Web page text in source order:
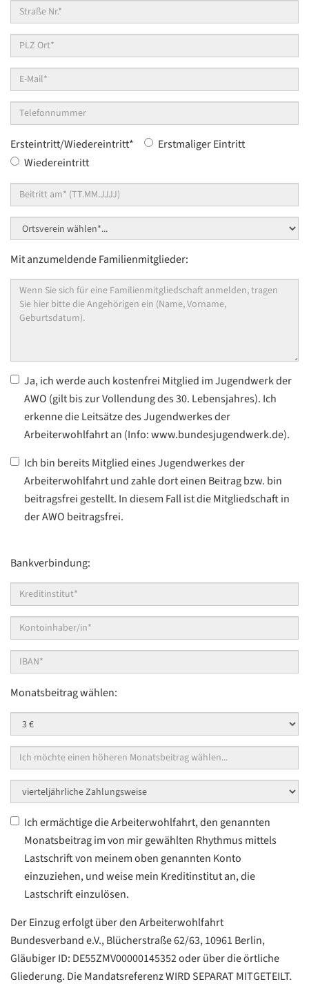
Straße
Nr.**
Ort**
Mail**
Telefonnummer
Ersteintritt/Wiedereintritt*
Erstmaliger Eintritt
Wiedereintritt
Ortsverein**
Mit anzumeldende Familienmitglieder:
Weitere
Familienmitglieder
Kreisjugendwerk
Ja, ich werde auch kostenfrei Mitglied im Jugendwerk der
AWO (gilt bis zur Vollendung des 30. Lebensjahres). Ich
erkenne die Leitsätze des Jugendwerkes der
Arbeiterwohlfahrt an (Info: www.bundesjugendwerk.de).
Bereits
Mitglied
Kreisjugend
Ich bin bereits Mitglied eines Jugendwerkes der
Arbeiterwohlfahrt und zahle dort einen Beitrag bzw. bin
beitragsfrei gestellt. In diesem Fall ist die Mitgliedschaft in
der AWO beitragsfrei.
Bankverbindung:
Kreditinstitut**
Kontoinhaber/in**
IBAN**
Monatsbeitrag wählen:
Monatsbeitrag*
Höhere
Beiträge
Bankeinzug
Rhythmus**
Einzugsermächtigung**
Ich ermächtige die Arbeiterwohlfahrt, den genannten
Monatsbeitrag im von mir gewählten Rhythmus mittels
Lastschrift von meinem oben genannten Konto
einzuziehen, und weise mein Kreditinstitut an, die
Lastschrift einzulösen.
Der Einzug erfolgt über den Arbeiterwohlfahrt
Bundesverband e.V., Blücherstraße 62/63, 10961 Berlin,
Gläubiger ID: DE55ZMV00000145352 oder über die örtliche
Gliederung. Die Mandatsreferenz WIRD SEPARAT MITGETEILT.